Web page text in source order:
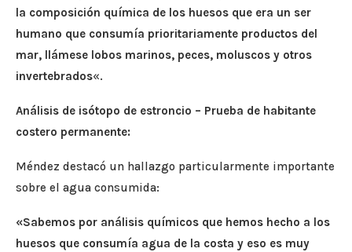
la composición química de los huesos que era un ser
humano que consumía prioritariamente productos del
mar, llámese lobos marinos, peces, moluscos y otros
invertebrados«.
Análisis de isótopo de estroncio – Prueba de habitante
costero permanente:
Méndez destacó un hallazgo particularmente importante
sobre el agua consumida:
«Sabemos por análisis químicos que hemos hecho a los
huesos que consumía agua de la costa y eso es muy